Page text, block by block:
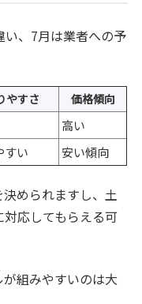
い、7月は業者への予
やすさ 価格傾向
高い
すい 安い傾向
められますし、土
応してもらえる可
組みやすいのは大